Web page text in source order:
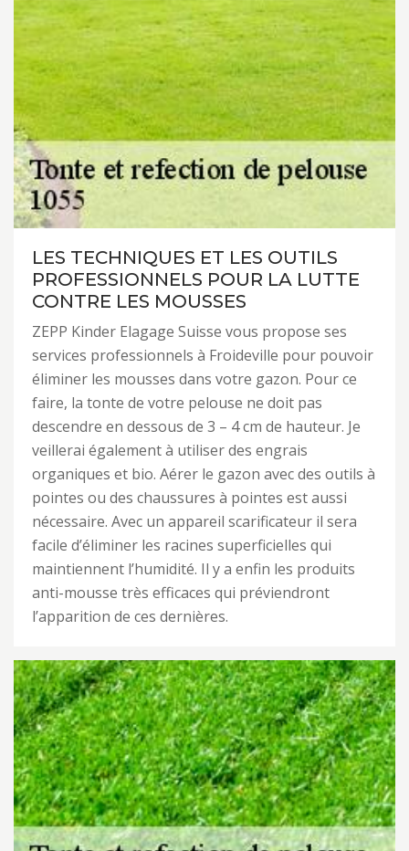
LES TECHNIQUES ET LES OUTILS
PROFESSIONNELS POUR LA LUTTE
CONTRE LES MOUSSES
ZEPP Kinder Elagage Suisse vous propose ses
services professionnels à Froideville pour pouvoir
éliminer les mousses dans votre gazon. Pour ce
faire, la tonte de votre pelouse ne doit pas
descendre en dessous de 3 – 4 cm de hauteur. Je
veillerai également à utiliser des engrais
organiques et bio. Aérer le gazon avec des outils à
pointes ou des chaussures à pointes est aussi
nécessaire. Avec un appareil scarificateur il sera
facile d’éliminer les racines superficielles qui
maintiennent l’humidité. Il y a enfin les produits
anti-mousse très efficaces qui préviendront
l’apparition de ces dernières.